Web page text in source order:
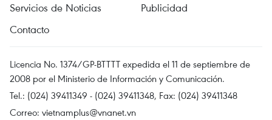
Servicios de Noticias
Publicidad
Contacto
Licencia No. 1374/GP-BTTTT expedida el 11 de septiembre de
2008 por el Ministerio de Información y Comunicación.
Tel.: (024) 39411349 - (024) 39411348, Fax: (024) 39411348
Correo: vietnamplus@vnanet.vn